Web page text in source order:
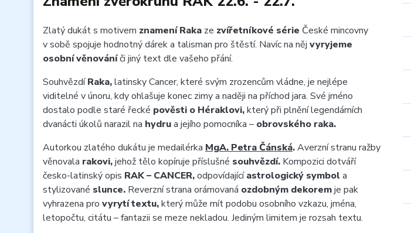
Zlatý dukát s motivem znamení Raka ze zvířetníkové série České mincovny
v sobě spojuje hodnotný dárek a talisman pro štěstí. Navíc na něj vyryjeme
osobní věnováníči jiný text dle vašeho přání.
SouhvězdíRaka,latinsky Cancer, které svým zrozencům vládne, je nejlépe
viditelné v únoru, kdy ohlašuje konec zimy a naději na příchod jara. Své jméno
dostalo podle staré řecké pověsti o Héraklovi,který při plnění legendárních
dvanácti úkolů narazil na hydrua jejího pomocníka – obrovského raka.
Autorkou zlatého dukátu je medailérka MgA. Petra Čánská.Averzní stranu ražby
věnovala rakovi,jehož tělo kopíruje příslušné souhvězdí. Kompozici dotváří
česko-latinský opis RAK – CANCER,odpovídajícíastrologický symbol a
stylizované slunce. Reverzní strana orámovaná ozdobným dekoremje pak
vyhrazena pro vyrytí textu,který může mít podobu osobního vzkazu, jména,
letopočtu, citátu – fantazii se meze nekladou. Jediným limitem je rozsah textu.